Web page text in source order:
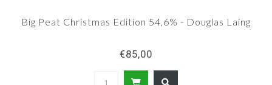
Big Peat Christmas Edition 54,6% - Douglas Laing
€85,00